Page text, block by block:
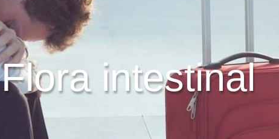
Flora intestinal